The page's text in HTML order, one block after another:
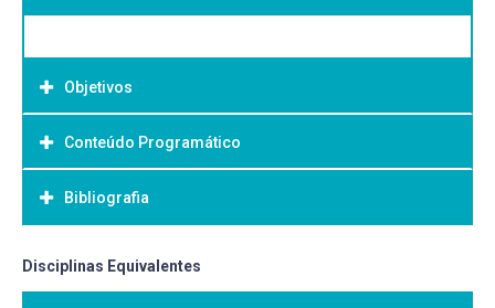
Objetivos
Objetivo Geral:
Conteúdo Programático
Bibliografia
Bibliografia Básica:
Disciplinas Equivalentes